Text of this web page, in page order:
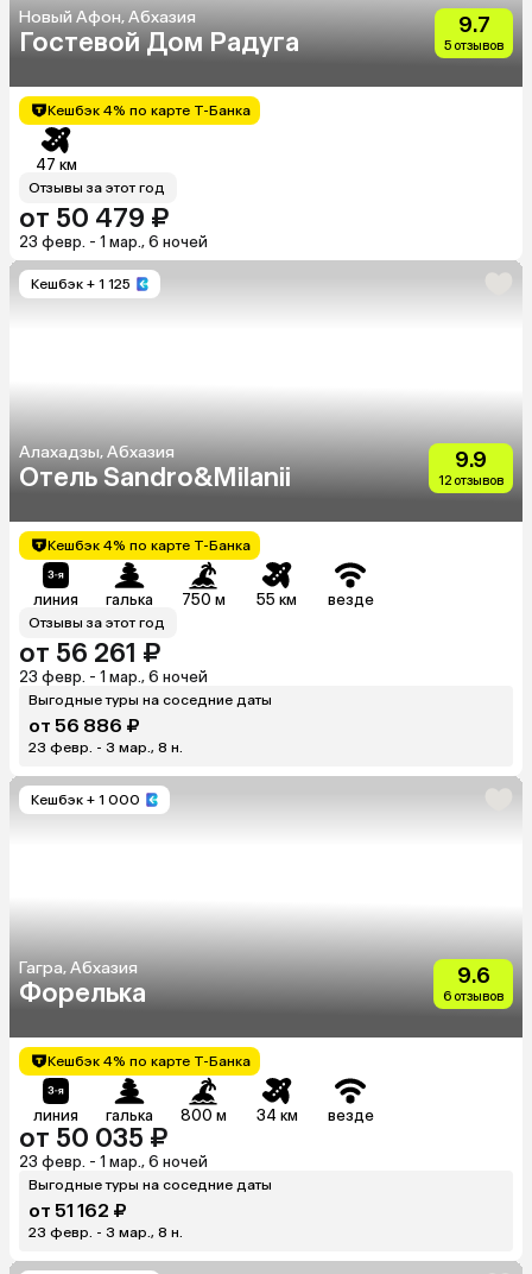
Новый Афон, Абхазия
Гостевой Дом Радуга
9.7
5 отзывов
Кешбэк 4% по карте Т-Банка
47 км
Отзывы за этот год
от 50 479 ₽
23 февр. - 1 мар., 6 ночей
Кешбэк + 1 125
Алахадзы, Абхазия
Отель Sandro&Milanii
9.9
12 отзывов
Кешбэк 4% по карте Т-Банка
линия галька 750 м 55 км везде
Отзывы за этот год
от 56 261 ₽
23 февр. - 1 мар., 6 ночей
Выгодные туры на соседние даты
от 56 886 ₽
23 февр. - 3 мар., 8 н.
Кешбэк + 1 000
Гагра, Абхазия
Форелька
9.6
6 отзывов
Кешбэк 4% по карте Т-Банка
линия галька 800 м 34 км везде
от 50 035 ₽
23 февр. - 1 мар., 6 ночей
Выгодные туры на соседние даты
от 51 162 ₽
23 февр. - 3 мар., 8 н.